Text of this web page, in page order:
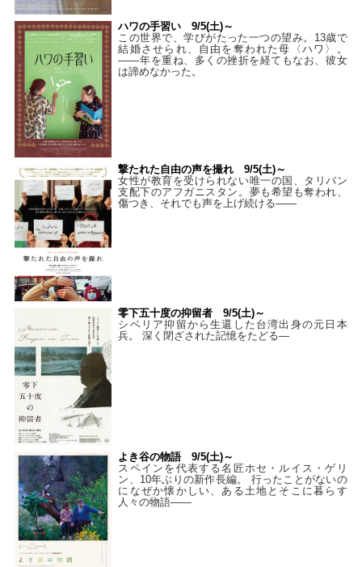
ハワの手習い 9/5(土)～
この世界で、学びがたった一つの望み。13歳で
結婚させられ、自由を奪われた母〈ハワ〉。
——年を重ね、多くの挫折を経てもなお、彼女
は諦めなかった。
撃たれた自由の声を撮れ 9/5(土)～
女性が教育を受けられない唯一の国、タリバン
支配下のアフガニスタン。夢も希望も奪われ、
傷つき、それでも声を上げ続ける——
零下五十度の抑留者 9/5(土)～
シベリア抑留から生還した台湾出身の元日本
兵。 深く閉ざされた記憶をたどる—
よき谷の物語 9/5(土)～
スペインを代表する名匠ホセ・ルイス・ゲリ
ン、10年ぶりの新作長編。 行ったことがないの
になぜか懐かしい、ある土地とそこに暮らす
人々の物語――